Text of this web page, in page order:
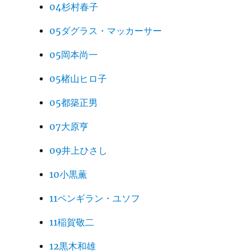
04杉村春子
05ダグラス・マッカーサー
05岡本尚一
05楮山ヒロ子
05都築正男
07大原亨
09井上ひさし
10小黒薫
11ペンギラン・ユソフ
11稲賀敬二
12黒木和雄